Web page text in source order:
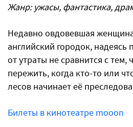
Жанр: ужасы, фантастика,
Недавно овдовевшая
английский городок, надеясь
от утраты не сравнится с тем,
пережить, когда кто-то или
лесов начинает её
Билеты в кинотеатре mooon